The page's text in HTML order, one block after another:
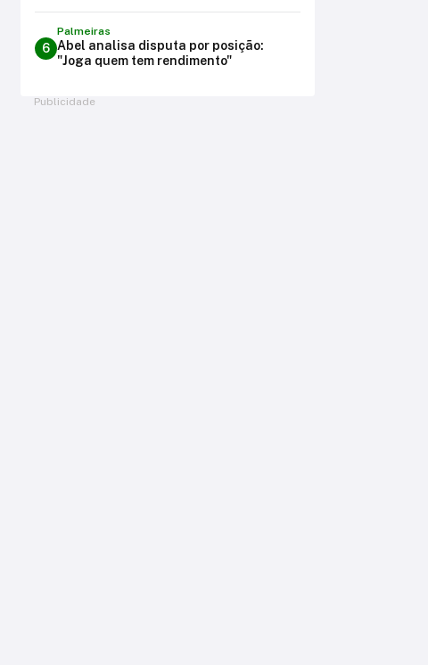
6
Palmeiras
Abel analisa disputa por posição:
"Joga quem tem rendimento"
Publicidade